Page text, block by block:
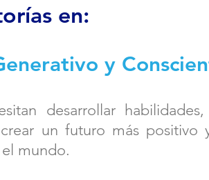
y
desarrollar
un futuro más positivo
mundo.
en: